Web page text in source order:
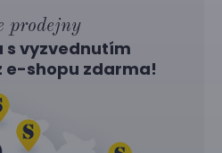
prodejny
s vyzvednutím
e-shopu zdarma!